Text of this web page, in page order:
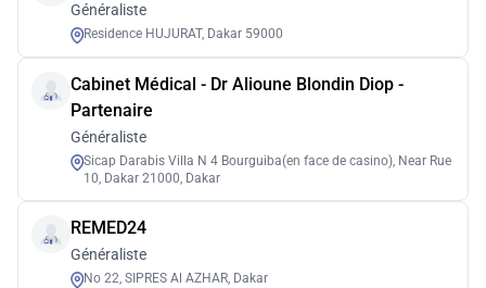
Généraliste
Residence HUJURAT, Dakar 59000
Cabinet Médical - Dr Alioune Blondin Diop -
Partenaire
Généraliste
Sicap Darabis Villa N 4 Bourguiba(en face de casino), Near Rue
10, Dakar 21000, Dakar
REMED24
Généraliste
No 22, SIPRES Al AZHAR, Dakar